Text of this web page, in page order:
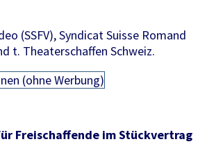
(SSFV), Syndicat Suisse Romand
t. Theaterschaffen Schweiz.
Freischaffende im Stückvertrag